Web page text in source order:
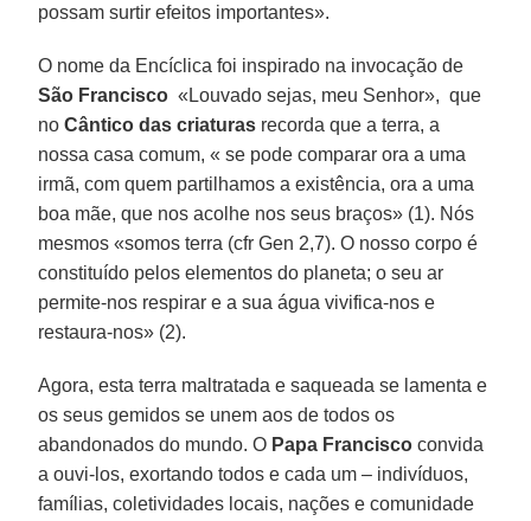
possam surtir efeitos importantes».
O nome da Encíclica foi inspirado na invocação de
São Francisco «Louvado sejas, meu Senhor», que
noCântico das criaturas recorda que a terra, a
nossa casa comum, « se pode comparar ora a uma
irmã, com quem partilhamos a existência, ora a uma
boa mãe, que nos acolhe nos seus braços» (1). Nós
mesmos «somos terra (cfr Gen 2,7). O nosso corpo é
constituído pelos elementos do planeta; o seu ar
permite-nos respirar e a sua água vivifica-nos e
restaura-nos» (2).
Agora, esta terra maltratada e saqueada se lamenta e
os seus gemidos se unem aos de todos os
abandonados do mundo. O Papa Francisco convida
a ouvi-los, exortando todos e cada um – indivíduos,
famílias, coletividades locais, nações e comunidade